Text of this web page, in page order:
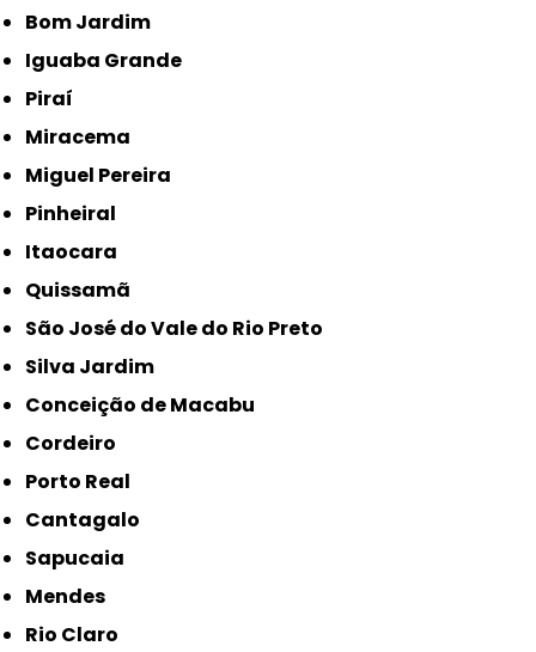
Bom Jardim
Iguaba Grande
Piraí
Miracema
Miguel Pereira
Pinheiral
Itaocara
Quissamã
São José do Vale do Rio Preto
Silva Jardim
Conceição de Macabu
Cordeiro
Porto Real
Cantagalo
Sapucaia
Mendes
Rio Claro